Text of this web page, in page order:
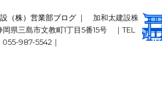
（株）営業部ブログ｜ 加和太建設株
三島市文教町1丁目5番15号 ｜TEL
055-987-5542｜